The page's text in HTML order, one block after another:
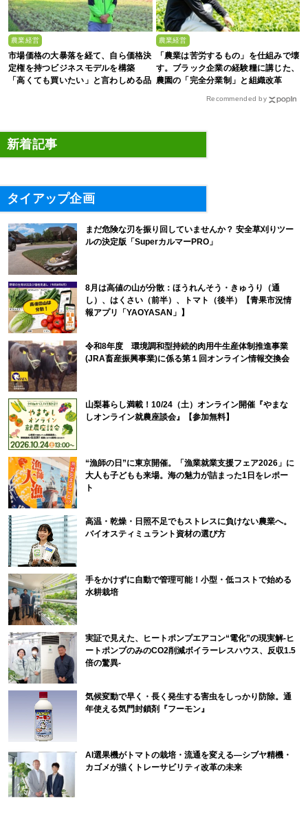
農業経営
市場価格の大暴落を経て、自ら価格決
定権を持つビジネスモデルを構築
「高くても買いたい」と言わしめる品
農業経営
「農業は苦労するもの」を仕組みで壊
す。ブラック企業の経験糧に講じた、
農園の「完全分業制」と組織改革
Recommended by
新着記事
タイアップ企画
まだ危険な刃を振り回していませんか？ 安全草刈りツー
ルの決定版「SuperカルマーPRO」
8月は高値の山が分散：ほうれんそう・きゅうり（通
し）、はくさい（前半）、トマト（後半）【青果市況情
報アプリ「YAOYASAN」】
令和8年度 環境調和型持続的肉用牛生産体制推進事業
(JRA畜産振興事業)に係る第１回オンライン情報交換会
山梨暮らし満載！10/24（土）オンライン開催『やまな
しオンライン就農座談会』【参加無料】
“漁師の日”に東京開催。「漁業就業支援フェア2026」に
大人も子どもも来場。海の魅力が詰まった1日をレポー
ト
高温・乾燥・日照不足でもストレスに負けない農業へ。
バイオスティミュラント資材の選び方
手をかけずに自動で管理可能！小型・低コストで始める
水耕栽培
実証で見えた、ヒートポンプエアコン“電化”の現実解-ヒ
ートポンプのみのCO2削減ボイラーレスハウス、反収1.5
倍の驚異-
気候変動で早く・長く発生する害虫をしっかり防除。通
年使える気門封鎖剤『フーモン』
AI選果機がトマトの栽培・流通を変える―シブヤ精機・
カゴメが描くトレーサビリティ改革の未来